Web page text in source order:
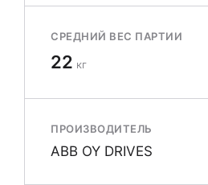
СРЕДНИЙ ВЕС ПАРТИИ
22 кг
ПРОИЗВОДИТЕЛЬ
ABB OY DRIVES